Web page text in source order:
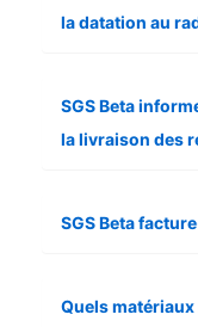
la datation au
SGS Beta
la livraison des
SGS Beta
Quels matériaux